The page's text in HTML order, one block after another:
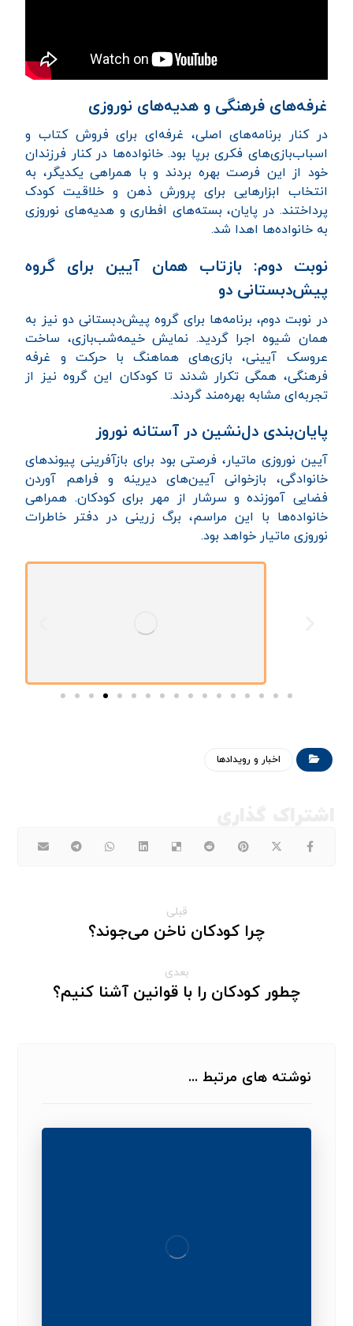
غرفه‌های فرهنگی و هدیه‌های نوروزی
در کنار برنامه‌های اصلی، غرفه‌ای برای فروش کتاب و
اسباب‌بازی‌های فکری برپا بود. خانواده‌ها در کنار فرزندان
خود از این فرصت بهره بردند و با همراهی یکدیگر، به
انتخاب ابزارهایی برای پرورش ذهن و خلاقیت کودک
پرداختند. در پایان، بسته‌های افطاری و هدیه‌های نوروزی
به خانواده‌ها اهدا شد.
نوبت دوم: بازتاب همان آیین برای گروه
پیش‌دبستانی دو
در نوبت دوم، برنامه‌ها برای گروه پیش‌دبستانی دو نیز به
همان شیوه اجرا گردید. نمایش خیمه‌شب‌بازی، ساخت
عروسک آیینی، بازی‌های هماهنگ با حرکت و غرفه
فرهنگی، همگی تکرار شدند تا کودکان این گروه نیز از
تجربه‌ای مشابه بهره‌مند گردند.
پایان‌بندی دل‌نشین در آستانه نوروز
آیین نوروزی ماتیار، فرصتی بود برای بازآفرینی پیوندهای
خانوادگی، بازخوانی آیین‌های دیرینه و فراهم آوردن
فضایی آموزنده و سرشار از مهر برای کودکان. همراهی
خانواده‌ها با این مراسم، برگ زرینی در دفتر خاطرات
نوروزی ماتیار خواهد بود.
اخبار و رویدادها
قبلی
چرا کودکان ناخن می‌جوند؟
بعدی
چطور کودکان را با قوانین آشنا کنیم؟
نوشته های مرتبط ...